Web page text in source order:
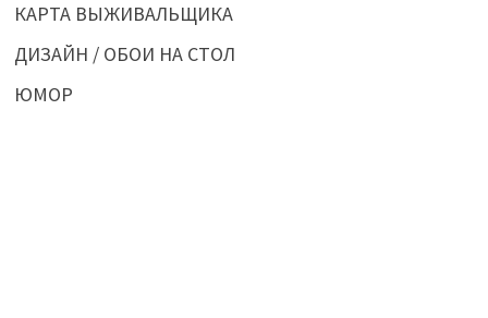
КАРТА ВЫЖИВАЛЬЩИКА
ДИЗАЙН / ОБОИ НА СТОЛ
ЮМОР